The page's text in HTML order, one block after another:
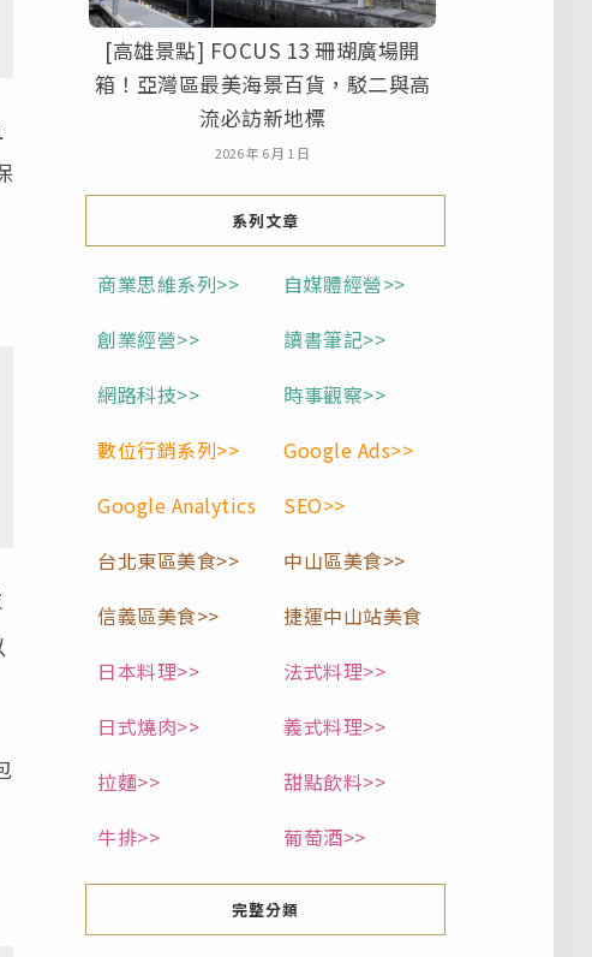
[高雄景點] FOCUS 13 珊瑚廣場開
箱！亞灣區最美海景百貨，駁二與高
流必訪新地標
2026 年 6 月 1 日
系列文章
商業思維系列>>
自媒體經營>>
創業經營>>
讀書筆記>>
網路科技>>
時事觀察>>
數位行銷系列>>
Google Ads>>
Google Analytics
SEO>>
台北東區美食>>
中山區美食>>
信義區美食>>
捷運中山站美食
日本料理>>
法式料理>>
日式燒肉>>
義式料理>>
拉麵>>
甜點飲料>>
牛排>>
葡萄酒>>
完整分類